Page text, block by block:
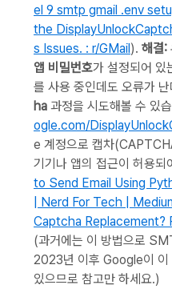
el 9 smtp gmail .env
the
s Issues. : r/GMail ). 해결:
앱 비밀번호가 설정되어 있
를 사용 중인데도 오류가
ha 과정을 시도해볼 수 있
ogle.com/
e 계정으로 캡차
기기나 앱의 접근이 허용
to Send Email Using
| Nerd For Tech |
Captcha Replacement?
(과거에는 이 방법으로
2023년 이후 Google이 이
있으므로 참고만 하세요.)